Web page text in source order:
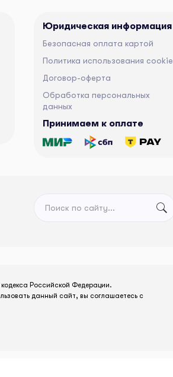
Юридическая информация
Безопасная оплата картой
Политика использования cookie
Договор-оферта
Обработка персональных
данных
Принимаем к оплате
Российской Федерации.
данный сайт, вы соглашаетесь с